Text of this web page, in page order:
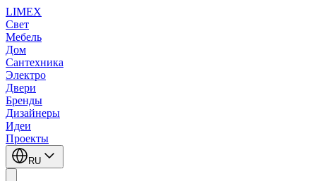
LIMEX
Свет
Мебель
Дом
Сантехника
Электро
Двери
Бренды
Дизайнеры
Идеи
Проекты
RU